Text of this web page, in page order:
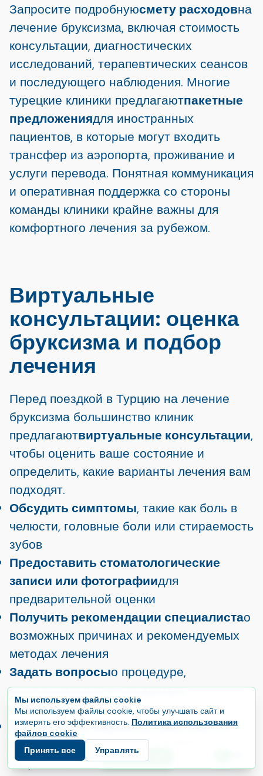
Запросите подробнуюсмету расходовна
лечение бруксизма, включая стоимость
консультации, диагностических
исследований, терапевтических сеансов
и последующего наблюдения. Многие
турецкие клиники предлагаютпакетные
предложениядля иностранных
пациентов, в которые могут входить
трансфер из аэропорта, проживание и
услуги перевода. Понятная коммуникация
и оперативная поддержка со стороны
команды клиники крайне важны для
комфортного лечения за рубежом.
Виртуальные
консультации: оценка
бруксизма и подбор
лечения
Перед поездкой в Турцию на лечение
бруксизма большинство клиник
предлагаютвиртуальные консультации,
чтобы оценить ваше состояние и
определить, какие варианты лечения вам
подходят.
Обсудить симптомы, такие как боль в
челюсти, головные боли или стираемость
зубов
Предоставить стоматологические
записи или фотографиидля
предварительной оценки
Получить рекомендации специалистао
возможных причинах и рекомендуемых
методах лечения
Задать вопросыо процедуре,
восстановлении и ожидаемых
результатах
Рассмотреть варианты пакетови то,
что в них включено для иностранных
пациентов
Мы используем файлы cookie
Мы используем файлы cookie, чтобы улучшать сайт и
измерять его эффективность. Политика использования
файлов cookie
Принять все
Управлять
Начните свой путь